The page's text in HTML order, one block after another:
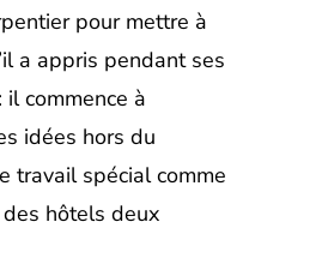
pour mettre à
a appris pendant ses
commence à
idées hors du
travail spécial comme
hôtels deux